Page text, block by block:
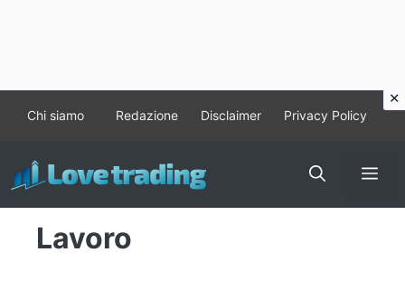
contenuto
Chi siamo Redazione Disclaimer Privacy Policy
Lavoro